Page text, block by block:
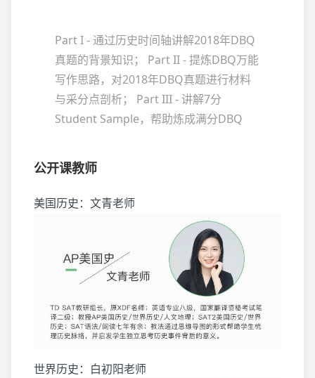
Part I - 通过历史时间轴讲解2018年DBQ
真题的背景知识； Part II - 提炼DBQ万能
写作思路，对2018年DBQ真题进行材料
与采分点剖析； Part III - 讲解7分
Student Sample，帮助炼成满分DBQ
公开课教师
美国历史：文青老师
世界历史：白初阳老师